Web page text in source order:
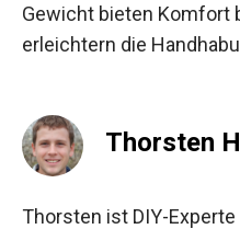
Gewicht bieten Komfort
erleichtern die
Thorsten
Thorsten ist DIY-